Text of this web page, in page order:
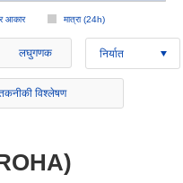
आकार मात्रा (24h)
लघुगणक निर्यात
विश्लेषण